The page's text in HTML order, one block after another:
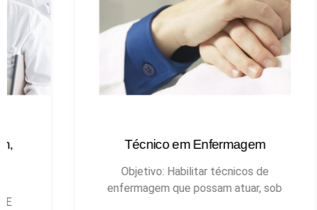
Técnico em Enfermagem
Objetivo: Habilitar técnicos de
enfermagem que possam atuar, sob